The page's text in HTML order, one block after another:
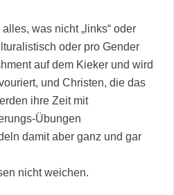
was nicht „links“ oder
oder pro Gender
auf dem Kieker und wird
und Christen, die das
ihre Zeit mit
Übungen
damit aber ganz und gar
nicht weichen.